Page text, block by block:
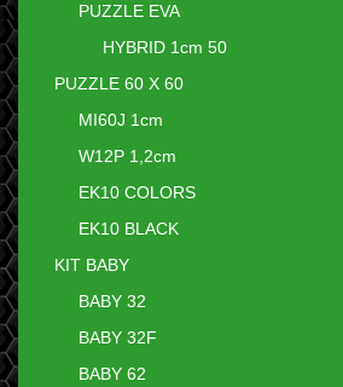
PUZZLE EVA
HYBRID 1cm 50
PUZZLE 60 X 60
MI60J 1cm
W12P 1,2cm
EK10 COLORS
EK10 BLACK
KIT BABY
BABY 32
BABY 32F
BABY 62